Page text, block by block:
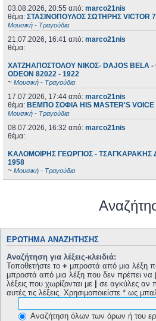
03.08.2026, 20:55 από: marco21nis
θέμα: ΣΤΑΣΙΝΟΠΟΥΛΟΣ ΣΩΤΗΡΗΣ VICTOR
Μουσική - Τραγούδια
21.07.2026, 16:41 από: marco21nis
θέμα:
ΧΑΤΖΗΑΠΟΣΤΟΛΟΥ ΝΙΚΟΣ- DAJOS BELA -
ODEON 82022 - 1922
~ Μουσική - Τραγούδια
17.07.2026, 17:44 από: marco21nis
θέμα: ΒΕΜΠΟ ΣΟΦΙΑ HIS MASTER'S VOICE
Μουσική - Τραγούδια
08.07.2026, 16:32 από: marco21nis
θέμα:
ΚΑΛΟΜΟΙΡΗΣ ΓΕΩΡΓΙΟΣ - ΤΣΑΓΚΑΡΑΚΗΣ
1958
~ Μουσική - Τραγούδια
ΕΡΏΤΗΜΑ ΑΝΑΖΉΤΗΣΗΣ
Αναζήτηση για λέξεις-κλειδιά:
Τοποθετήστε το + μπροστά από μια λέξη
μπροστά από μια λέξη που δεν πρέπει να
λέξεις που χωρίζονται με | σε αγκύλες αν
αυτές τις λέξεις. Χρησιμοποιείστε * ως
Αναζήτηση όλων των όρων ή του